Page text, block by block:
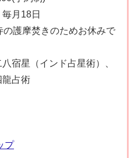
月18日
護摩焚きのためお休みで
宿星（インド占星術）、
龍占術
プ